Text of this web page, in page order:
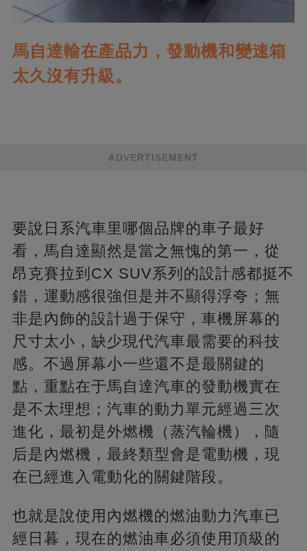
馬自達輸在產品力，發動機和變速箱
太久沒有升級。
ADVERTISEMENT
要說日系汽車里哪個品牌的車子最好
看，馬自達顯然是當之無愧的第一，從
昂克賽拉到CX SUV系列的設計感都挺不
錯，運動感很強但是并不顯得浮夸；無
非是內飾的設計過于保守，車機屏幕的
尺寸太小，缺少現代汽車最需要的科技
感。不過屏幕小一些還不是最關鍵的
點，重點在于馬自達汽車的發動機實在
是不太理想；汽車的動力單元經過三次
進化，最初是外燃機（蒸汽輪機），隨
后是內燃機，最終類型會是電動機，現
在已經進入電動化的關鍵階段。
也就是說使用內燃機的燃油動力汽車已
經日暮，現在的燃油車必須使用頂級的